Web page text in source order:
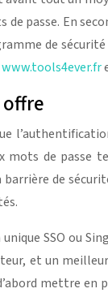
passe. En
de
www.tools4ever.fr
offre
mots de passe
de
SSO ou
et un
mettre en